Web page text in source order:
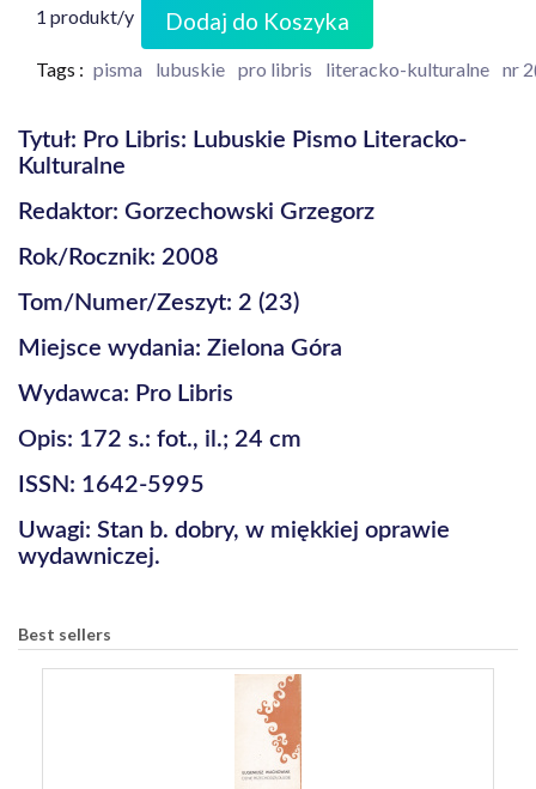
1 produkt/y Dodaj do Koszyka
Tags : pisma lubuskie pro libris literacko-kulturalne nr
Tytuł: Pro Libris: Lubuskie Pismo Literacko-
Kulturalne
Redaktor: Gorzechowski Grzegorz
Rok/Rocznik: 2008
Tom/Numer/Zeszyt: 2 (23)
Miejsce wydania: Zielona Góra
Wydawca: Pro Libris
Opis: 172 s.: fot., il.; 24 cm
ISSN: 1642-5995
Uwagi: Stan b. dobry, w miękkiej oprawie
wydawniczej.
Best sellers